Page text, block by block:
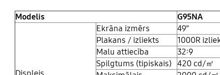
Modelis G95NA
Ekrāna izmērs
49”
Plakans / izliekts
1000R
Malu attiecība
32:9
Spilgtums (tipiskais) 420 cd/㎡